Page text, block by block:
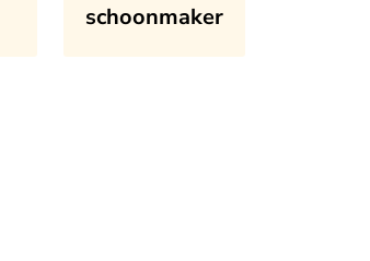
schoonmaker